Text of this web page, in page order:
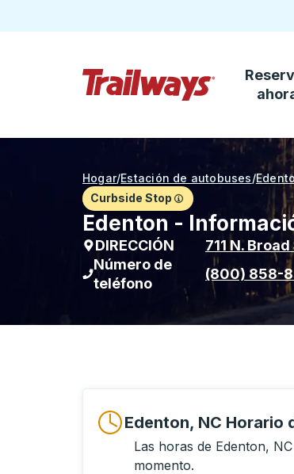
Saltar al contenido principal
Hogar/Estación de autobuses/
Curbside Stop
Edenton -
DIRECCIÓN 711 N. Broad
Número de
teléfono
(800) 858-
Edenton, NC Horario
Las horas de Edenton,
momento.